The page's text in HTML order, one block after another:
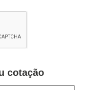
cotação